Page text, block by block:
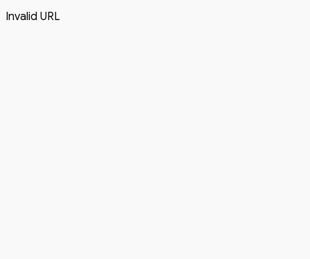
Invalid URL